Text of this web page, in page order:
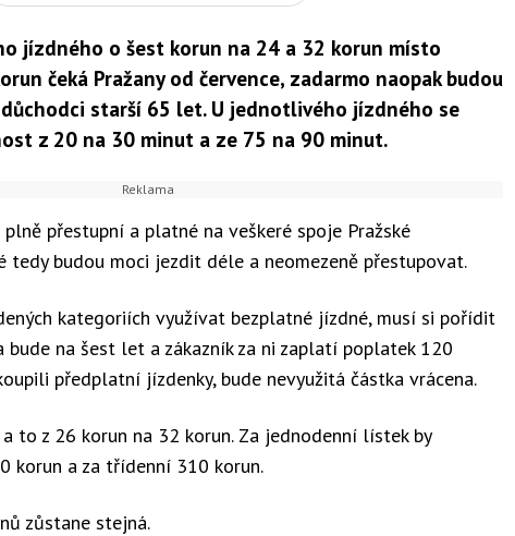
jízdného o šest korun na 24 a 32 korun místo
čeká Pražany od července, zadarmo naopak budou
starší 65 let. U jednotlivého jízdného se
z 20 na 30 minut a ze 75 na 90 minut.
přestupní a platné na veškeré spoje Pražské
tedy budou moci jezdit déle a neomezeně přestupovat.
kategoriích využívat bezplatné jízdné, musí si pořídit
bude na šest let a zákazník za ni zaplatí poplatek 120
předplatní jízdenky, bude nevyužitá částka vrácena.
to z 26 korun na 32 korun. Za jednodenní lístek by
korun a za třídenní 310 korun.
zůstane stejná.